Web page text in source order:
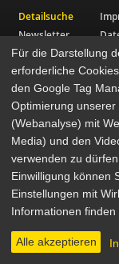
Detailsuche
Newsletter
Über Arthaus
Presse
© 2026 STUDIOCANAL
Für die Darstellung
erforderliche
den Google Tag
Optimierung unserer
(Webanalyse) mit
Media) und den
verwenden zu
Einwilligung können
Einstellungen mit
Informationen
Alle akzeptieren